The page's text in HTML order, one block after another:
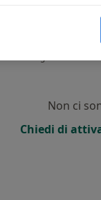
Non ci
Chiedi di